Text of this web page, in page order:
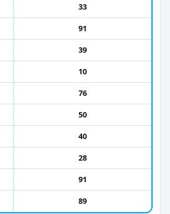
33
91
39
10
76
50
40
28
91
89